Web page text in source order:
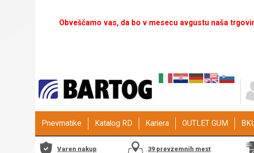
Obveščamo vas, da bo v mesecu avgustu naša
Pnevmatike Katalog RD Kariera OUTLET GUM
Varen nakup 39 prevzemnih mest